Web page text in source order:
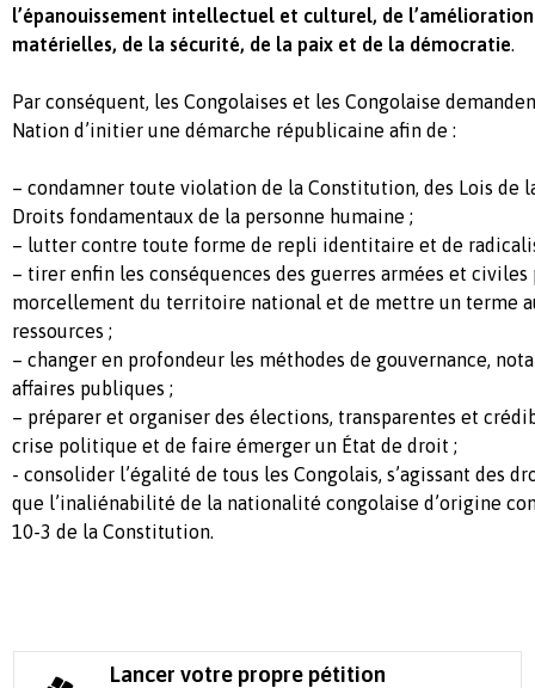
l’épanouissement intellectuel et culturel, de
matérielles, de la sécurité, de la paix et de la démocratie.
Par conséquent, les Congolaises et les Congolaise
Nation d’initier une démarche républicaine afin de :
– condamner toute violation de la Constitution, des Lois de
Droits fondamentaux de la personne humaine ;
– lutter contre toute forme de repli identitaire et de
– tirer enfin les conséquences des guerres armées et
morcellement du territoire national et de mettre un terme
ressources ;
– changer en profondeur les méthodes de gouvernance,
affaires publiques ;
– préparer et organiser des élections, transparentes et
crise politique et de faire émerger un État de droit ;
- consolider l’égalité de tous les Congolais, s’agissant des
que l’inaliénabilité de la nationalité congolaise d’origine
10-3 de la Constitution.
Lancer votre propre pétition